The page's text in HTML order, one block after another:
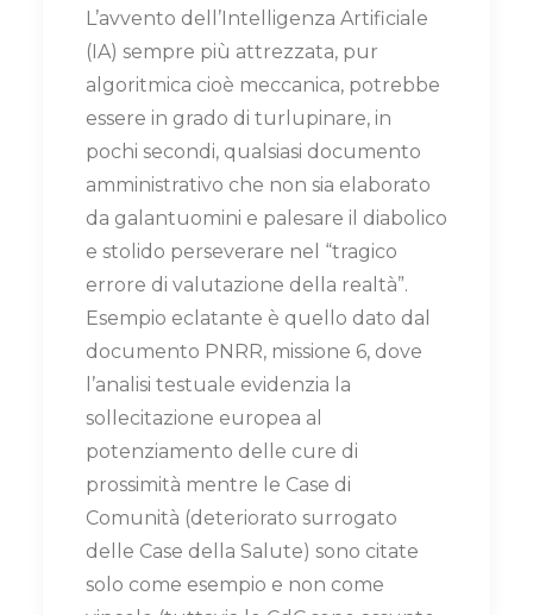
L’avvento dell’Intelligenza Artificiale
(IA) sempre più attrezzata, pur
algoritmica cioè meccanica, potrebbe
essere in grado di turlupinare, in
pochi secondi, qualsiasi documento
amministrativo che non sia elaborato
da galantuomini e palesare il diabolico
e stolido perseverare nel “tragico
errore di valutazione della realtà”.
Esempio eclatante è quello dato dal
documento PNRR, missione 6, dove
l’analisi testuale evidenzia la
sollecitazione europea al
potenziamento delle cure di
prossimità mentre le Case di
Comunità (deteriorato surrogato
delle Case della Salute) sono citate
solo come esempio e non come